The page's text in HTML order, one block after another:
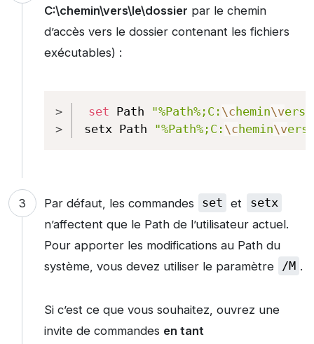
C:\chemin\vers\le\dossier par le chemin
d’accès vers le dossier contenant les fichiers
exécutables) :
set Path "%Path%;C: \c hemin\v
setx Path
"%Path%;C: \c hemin\v
Par défaut, les commandes set et
setx
n’affectent que le Path de l’utilisateur actuel.
Pour apporter les modifications au Path du
système, vous devez utiliser le paramètre
/M .
Si c’est ce que vous souhaitez, ouvrez une
invite de commandes en tant